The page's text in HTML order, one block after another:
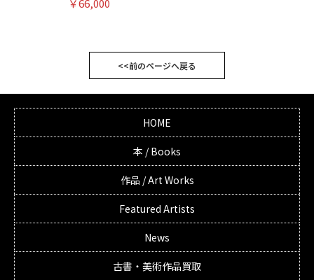
￥66,000
<<前のページへ戻る
HOME
本 / Books
作品 / Art Works
Featured Artists
News
古書・美術作品買取